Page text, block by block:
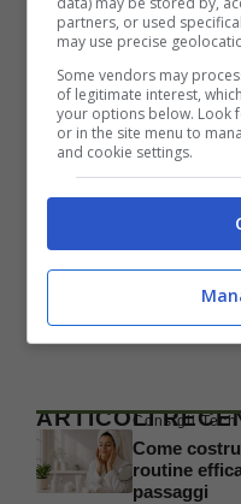
Categorie
HTC,Mobile,
ARTICOLIConsigli Tech
Come
routine
passaggi
partners, or used
may use precise
Some vendors may
of legitimate interest,
your options below. Look
or in the site menu to
and cookie settings.